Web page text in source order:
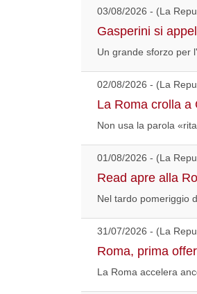
03/08/2026 - (La
Gasperini si
Un grande sforzo per
02/08/2026 - (La
La Roma crolla a
Non usa la parola
01/08/2026 - (La
Read apre alla
Nel tardo pomeriggio
31/07/2026 - (La
Roma, prima
La Roma accelera